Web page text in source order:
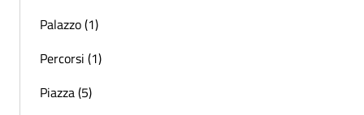
Palazzo (1)
Percorsi (1)
Piazza (5)